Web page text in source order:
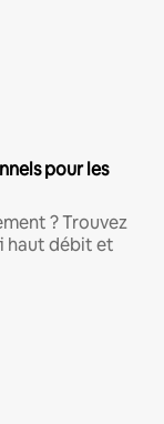
pour les
? Trouvez
haut débit et